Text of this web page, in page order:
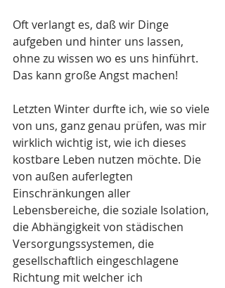
Oft verlangt es, daß wir Dinge
aufgeben und hinter uns lassen,
ohne zu wissen wo es uns hinführt.
Das kann große Angst machen!
Letzten Winter durfte ich, wie so viele
von uns, ganz genau prüfen, was mir
wirklich wichtig ist, wie ich dieses
kostbare Leben nutzen möchte. Die
von außen auferlegten
Einschränkungen aller
Lebensbereiche, die soziale Isolation,
die Abhängigkeit von städischen
Versorgungssystemen, die
gesellschaftlich eingeschlagene
Richtung mit welcher ich